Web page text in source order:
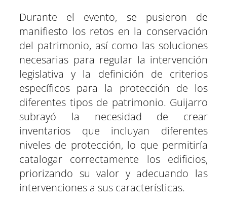
Durante el evento, se pusieron de
manifiesto los retos en la conservación
del patrimonio, así como las soluciones
necesarias para regular la intervención
legislativa y la definición de criterios
específicos para la protección de los
diferentes tipos de patrimonio. Guijarro
subrayó la necesidad de crear
inventarios que incluyan diferentes
niveles de protección, lo que permitiría
catalogar correctamente los edificios,
priorizando su valor y adecuando las
intervenciones a sus características.